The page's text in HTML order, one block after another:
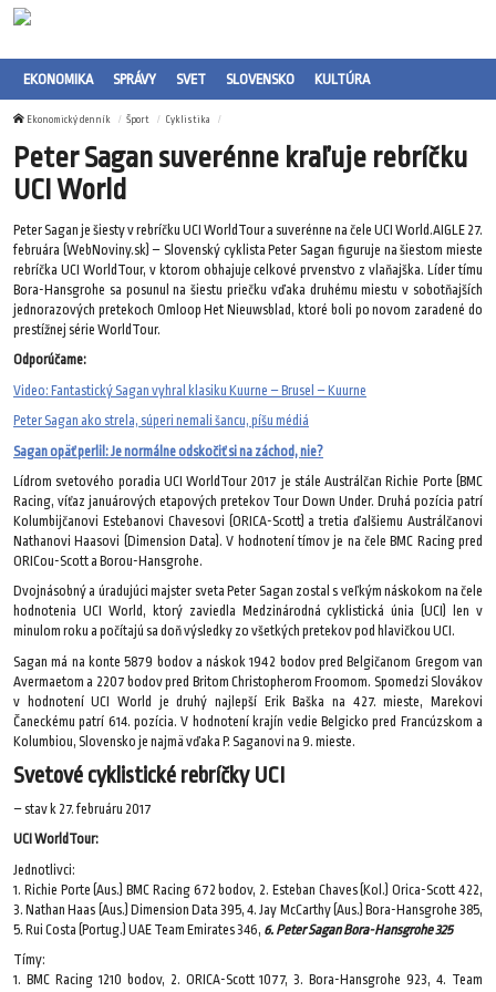
EKONOMIKA SPRÁVY SVET SLOVENSKO KULTÚRA
Ekonomický denník Šport Cyklistika
Peter Sagan suverénne kraľuje rebríčku
UCI World
Peter Sagan je šiesty v rebríčku UCI WorldTour a suverénne na čele UCI World.AIGLE 27.
februára (WebNoviny.sk) – Slovenský cyklista Peter Sagan figuruje na šiestom mieste
rebríčka UCI WorldTour, v ktorom obhajuje celkové prvenstvo z vlaňajška. Líder tímu
Bora-Hansgrohe sa posunul na šiestu priečku vďaka druhému miestu v sobotňajších
jednorazových pretekoch Omloop Het Nieuwsblad, ktoré boli po novom zaradené do
prestížnej série WorldTour.
Odporúčame:
Video: Fantastický Sagan vyhral klasiku Kuurne – Brusel – Kuurne
Peter Sagan ako strela, súperi nemali šancu, píšu médiá
Sagan opäť perlil: Je normálne odskočiť si na záchod, nie?
Lídrom svetového poradia UCI WorldTour 2017 je stále Austrálčan Richie Porte (BMC
Racing, víťaz januárových etapových pretekov Tour Down Under. Druhá pozícia patrí
Kolumbijčanovi Estebanovi Chavesovi (ORICA-Scott) a tretia ďalšiemu Austrálčanovi
Nathanovi Haasovi (Dimension Data). V hodnotení tímov je na čele BMC Racing pred
ORICou-Scott a Borou-Hansgrohe.
Dvojnásobný a úradujúci majster sveta Peter Sagan zostal s veľkým náskokom na čele
hodnotenia UCI World, ktorý zaviedla Medzinárodná cyklistická únia (UCI) len v
minulom roku a počítajú sa doň výsledky zo všetkých pretekov pod hlavičkou UCI.
Sagan má na konte 5879 bodov a náskok 1942 bodov pred Belgičanom Gregom van
Avermaetom a 2207 bodov pred Britom Christopherom Froomom. Spomedzi Slovákov
v hodnotení UCI World je druhý najlepší Erik Baška na 427. mieste, Marekovi
Čaneckému patrí 614. pozícia. V hodnotení krajín vedie Belgicko pred Francúzskom a
Kolumbiou, Slovensko je najmä vďaka P. Saganovi na 9. mieste.
Svetové cyklistické rebríčky UCI
– stav k 27. februáru 2017
UCI WorldTour:
Jednotlivci:
1. Richie Porte (Aus.) BMC Racing 672 bodov, 2. Esteban Chaves (Kol.) Orica-Scott 422,
3. Nathan Haas (Aus.) Dimension Data 395, 4. Jay McCarthy (Aus.) Bora-Hansgrohe 385,
5. Rui Costa (Portug.) UAE Team Emirates 346, 6. Peter Sagan Bora-Hansgrohe 325
Tímy:
1. BMC Racing 1210 bodov, 2. ORICA-Scott 1077, 3. Bora-Hansgrohe 923, 4. Team